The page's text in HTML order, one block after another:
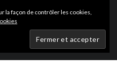
la façon de contrôler les cookies,